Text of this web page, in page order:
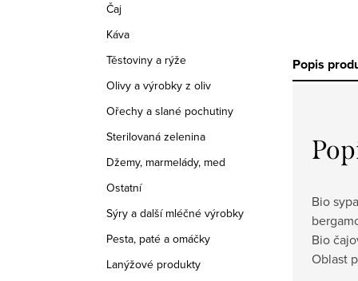
Čaj
Káva
Těstoviny a rýže
Olivy a výrobky z oliv
Ořechy a slané pochutiny
Sterilovaná zelenina
Džemy, marmelády, med
Ostatní
Sýry a další mléčné výrobky
Pesta, paté a omáčky
Lanýžové produkty
Popis
Bio
Bio
Oblast